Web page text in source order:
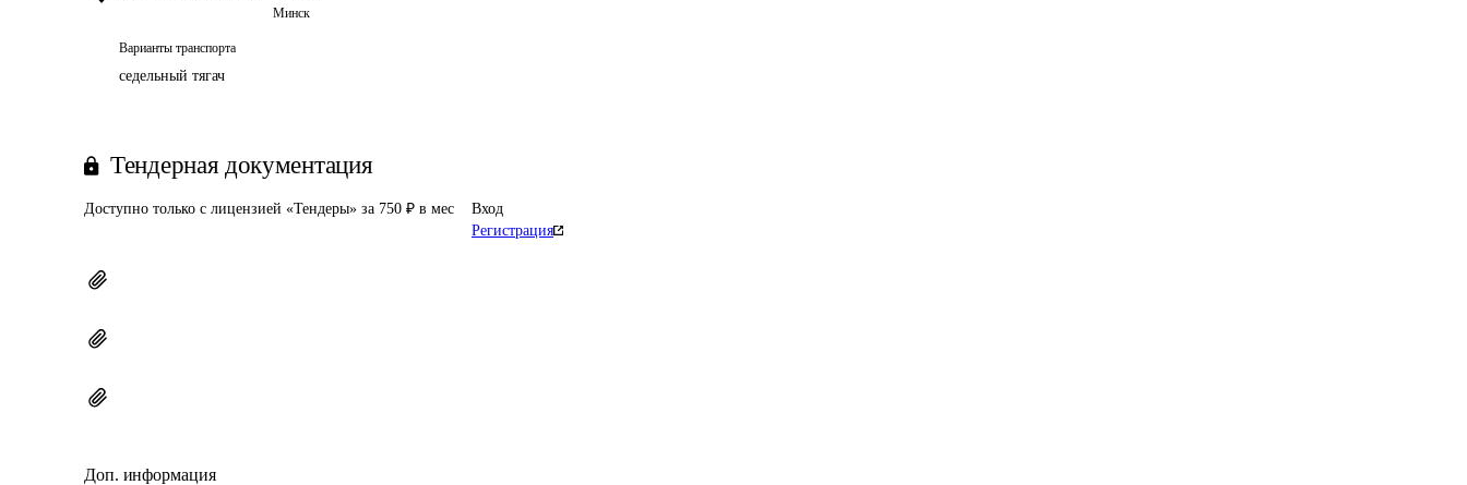
Минск
Варианты транспорта
седельный тягач
Тендерная документация
Доступно только с лицензией «Тендеры» за 750 ₽ в мес
Вход
Регистрация
Доп. информация